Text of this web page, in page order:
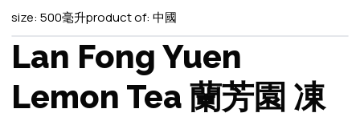
size: 500毫升product of: 中國
Lan Fong Yuen
Lemon Tea 蘭芳園 凍